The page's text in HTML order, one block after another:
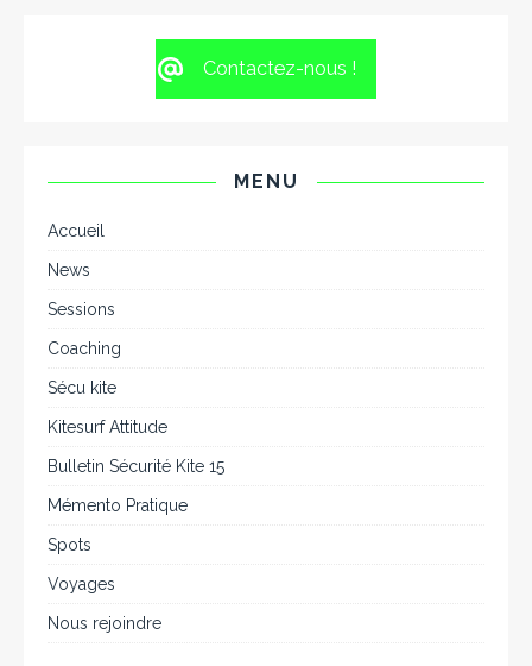
Contactez-nous !
MENU
Accueil
News
Sessions
Coaching
Sécu kite
Kitesurf Attitude
Bulletin Sécurité Kite 15
Mémento Pratique
Spots
Voyages
Nous rejoindre